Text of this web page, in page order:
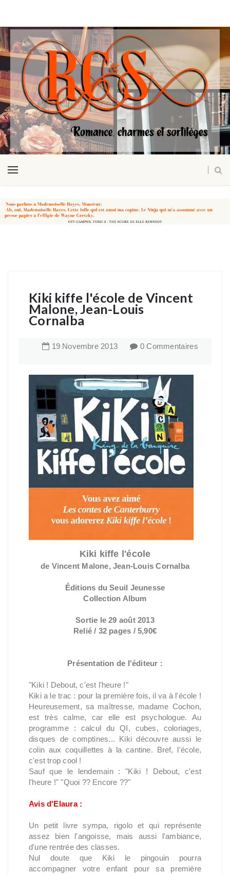
Kiki kiffe l'école de Vincent
Malone, Jean-Louis
Cornalba
19 Novembre 2013 0 Commentaires
Kiki kiffe l'école
de Vincent Malone, Jean-Louis Cornalba
Éditions du Seuil Jeunesse
Collection Album
Sortie le 29 août 2013
Relié / 32 pages / 5,90€
Présentation de l'éditeur :
"Kiki ! Debout, c'est l'heure !"
Kiki a le trac : pour la première fois, il va à l'école !
Heureusement, sa maîtresse, madame Cochon,
est très calme, car elle est psychologue. Au
programme : calcul du QI, cubes, coloriages,
disques de comptines... Kiki découvre aussi le
colin aux coquillettes à la cantine. Bref, l'école,
c'est trop cool !
Sauf que le lendemain : "Kiki ! Debout, c'est
l'heure !" "Quoi ?? Encore ??"
Avis d'Elaura :
Un petit livre sympa, rigolo et qui représente
assez bien l'angoisse, mais aussi l'ambiance,
d'une rentrée des classes.
Nul doute que Kiki le pingouin pourra
accompagner votre enfant pour sa première